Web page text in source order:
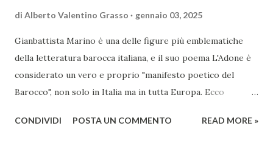
di Alberto Valentino Grasso gennaio 03, 2025
Gianbattista Marino è una delle figure più emblematiche
della letteratura barocca italiana, e il suo poema L'Adone è
considerato un vero e proprio "manifesto poetico del
Barocco", non solo in Italia ma in tutta Europa. Ecco
rendono un'opera fondamentale per il periodo. Marino fu
CONDIVIDI POSTA UN COMMENTO READ MORE »